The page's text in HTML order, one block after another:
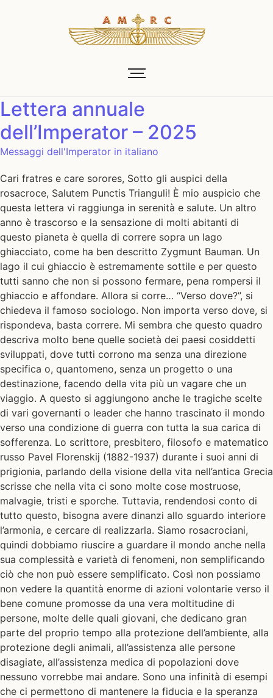
Lettera annuale
dell’Imperator – 2025
Messaggi dell'Imperator in italiano
Cari fratres e care sorores, Sotto gli auspici della
rosacroce, Salutem Punctis Trianguli! È mio auspicio che
questa lettera vi raggiunga in serenità e salute. Un altro
anno è trascorso e la sensazione di molti abitanti di
questo pianeta è quella di correre sopra un lago
ghiacciato, come ha ben descritto Zygmunt Bauman. Un
lago il cui ghiaccio è estremamente sottile e per questo
tutti sanno che non si possono fermare, pena rompersi il
ghiaccio e affondare. Allora si corre… “Verso dove?”, si
chiedeva il famoso sociologo. Non importa verso dove, si
rispondeva, basta correre. Mi sembra che questo quadro
descriva molto bene quelle società dei paesi cosiddetti
sviluppati, dove tutti corrono ma senza una direzione
specifica o, quantomeno, senza un progetto o una
destinazione, facendo della vita più un vagare che un
viaggio. A questo si aggiungono anche le tragiche scelte
di vari governanti o leader che hanno trascinato il mondo
verso una condizione di guerra con tutta la sua carica di
sofferenza. Lo scrittore, presbitero, filosofo e matematico
russo Pavel Florenskij (1882-1937) durante i suoi anni di
prigionia, parlando della visione della vita nell’antica Grecia
scrisse che nella vita ci sono molte cose mostruose,
malvagie, tristi e sporche. Tuttavia, rendendosi conto di
tutto questo, bisogna avere dinanzi allo sguardo interiore
l’armonia, e cercare di realizzarla. Siamo rosacrociani,
quindi dobbiamo riuscire a guardare il mondo anche nella
sua complessità e varietà di fenomeni, non semplificando
ciò che non può essere semplificato. Così non possiamo
non vedere la quantità enorme di azioni volontarie verso il
bene comune promosse da una vera moltitudine di
persone, molte delle quali giovani, che dedicano gran
parte del proprio tempo alla protezione dell’ambiente, alla
protezione degli animali, all’assistenza alle persone
disagiate, all’assistenza medica di popolazioni dove
nessuno vorrebbe mai andare. Sono una infinità di esempi
che ci permettono di mantenere la fiducia e la speranza